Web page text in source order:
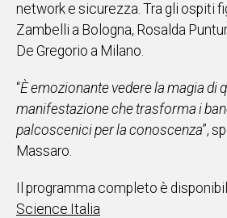
WHATSAPP
Social
network e sicurezza. Tra gli ospiti
Zambelli a Bologna, Rosalda
De Gregorio a Milano.
“È emozionante vedere la magia di
manifestazione che trasforma i
palcoscenici per la conoscenza”,
Massaro.
Il programma completo è
Science Italia